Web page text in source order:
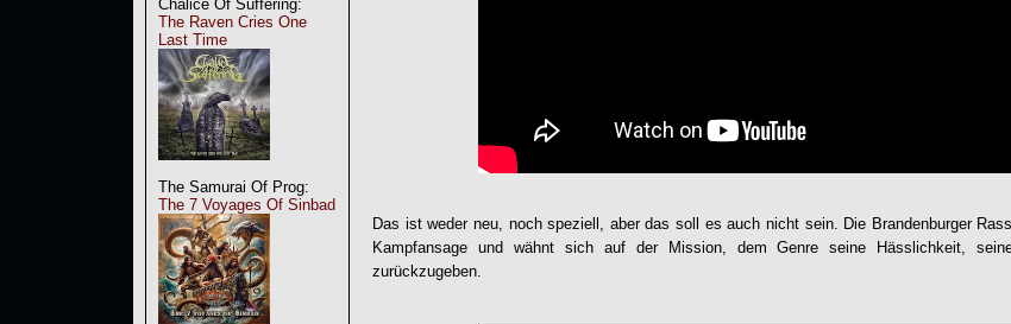
Chalice Of Suffering:
The Raven Cries One
Last Time
The Samurai Of Prog:
The 7 Voyages Of Sinbad
Das ist weder neu, noch speziell, aber das soll es auch nicht sein. Die Brandenburger
Kampfansage und wähnt sich auf der Mission, dem Genre seine Hässlichkeit,
zurückzugeben.